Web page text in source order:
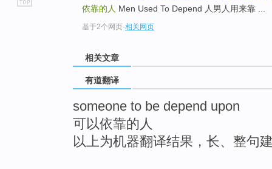
依靠的人 Men Used To Depend 人男人用来靠 ...
基于2个网页-相关网页
相关文章
有道翻译
someone to be depend upon
可以依靠的人
以上为机器翻译结果，长、整句